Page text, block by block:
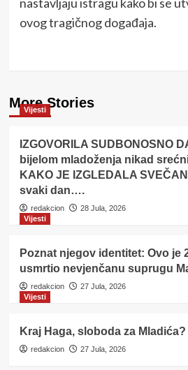
ovog tragičnog događaja.
More Stories
Vijesti
IZGOVORILA SUDBONOSNO
bijelom mladoženja nikad
KAKO JE IZGLEDALA
svaki dan….
redakcion
28 Jula, 2026
Vijesti
Poznat njegov identitet: Ovo je
usmrtio nevjenčanu suprugu
redakcion
27 Jula, 2026
Vijesti
Kraj Haga, sloboda za Mladića?
redakcion 27 Jula, 2026